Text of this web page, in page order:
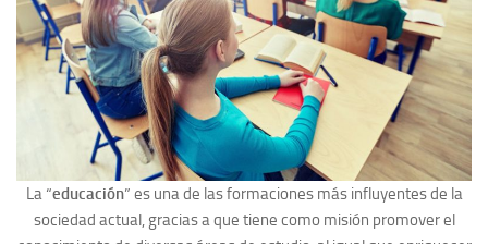
La “educación” es una de las formaciones más influyentes de la
sociedad actual, gracias a que tiene como misión promover el